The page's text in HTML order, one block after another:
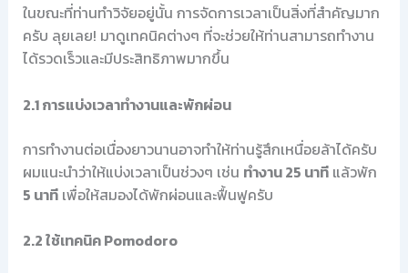
ในขณะที่ท่านทำวิจัยอยู่นั้น การจัดการเวลาเป็นสิ่งที่สำคัญมาก
ครับ ลุยเลย! มาดูเทคนิคต่างๆ ที่จะช่วยให้ท่านสามารถทำงาน
ได้รวดเร็วและมีประสิทธิภาพมากขึ้น
2.1 การแบ่งเวลาทำงานและพักผ่อน
การทำงานต่อเนื่องยาวนานอาจทำให้ท่านรู้สึกเหนื่อยล้าได้ครับ
ผมแนะนำว่าให้แบ่งเวลาเป็นช่วงๆ เช่น ทำงาน 25 นาทีแล้วพัก
5 นาทีเพื่อให้สมองได้พักผ่อนและฟื้นฟูครับ
2.2 ใช้เทคนิค Pomodoro